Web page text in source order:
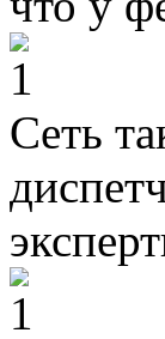
Сеть